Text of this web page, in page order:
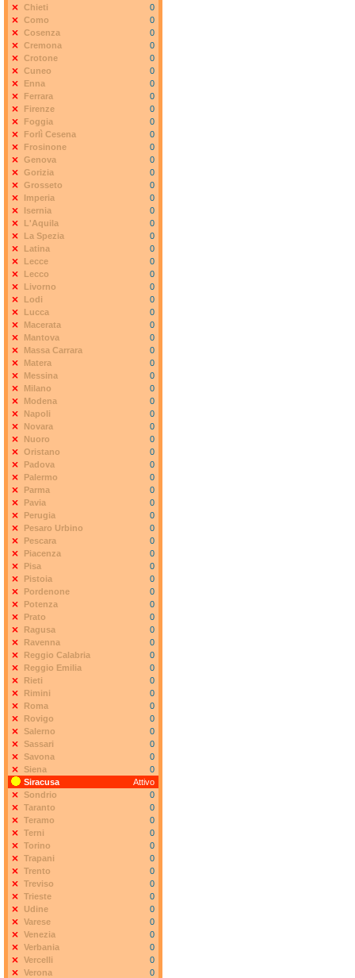
Chieti
0
Como
0
Cosenza
0
Cremona
0
Crotone
0
Cuneo
0
Enna
0
Ferrara
0
Firenze
0
Foggia
0
Forlì Cesena
0
Frosinone
0
Genova
0
Gorizia
0
Grosseto
0
Imperia
0
Isernia
0
L'Aquila
0
La Spezia
0
Latina
0
Lecce
0
Lecco
0
Livorno
0
Lodi
0
Lucca
0
Macerata
0
Mantova
0
Massa Carrara
0
Matera
0
Messina
0
Milano
0
Modena
0
Napoli
0
Novara
0
Nuoro
0
Oristano
0
Padova
0
Palermo
0
Parma
0
Pavia
0
Perugia
0
Pesaro Urbino
0
Pescara
0
Piacenza
0
Pisa
0
Pistoia
0
Pordenone
0
Potenza
0
Prato
0
Ragusa
0
Ravenna
0
Reggio Calabria
0
Reggio Emilia
0
Rieti
0
Rimini
0
Roma
0
Rovigo
0
Salerno
0
Sassari
0
Savona
0
Siena
0
Siracusa
Attivo
Sondrio
0
Taranto
0
Teramo
0
Terni
0
Torino
0
Trapani
0
Trento
0
Treviso
0
Trieste
0
Udine
0
Varese
0
Venezia
0
Verbania
0
Vercelli
0
Verona
0